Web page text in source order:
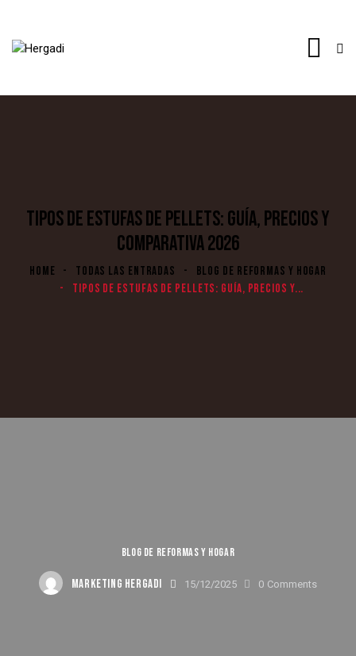
TIPOS DE ESTUFAS DE PELLETS: GUÍA, PRECIOS Y
COMPARATIVA 2026
HOME TODAS LAS ENTRADAS
BLOG DE REFORMAS Y HOGAR
TIPOS DE ESTUFAS DE PELLETS: GUÍA, PRECIOS Y...
BLOG DE REFORMAS Y HOGAR
MARKETING HERGADI 15/12/2025 0 Comments